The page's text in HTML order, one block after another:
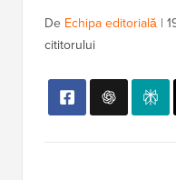
De Echipa editorială |
cititorului